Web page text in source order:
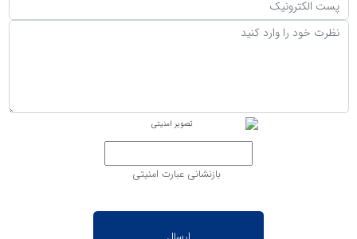
بازنشانی عبارت امنیتی